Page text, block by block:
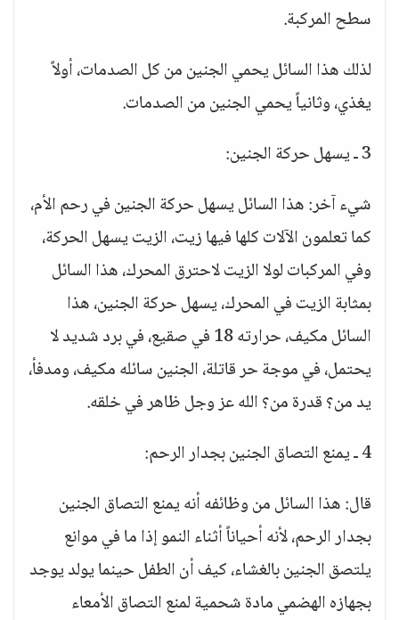
سطح المركبة.
لذلك هذا السائل يحمي الجنين من كل الصدمات، أولاً
يغذي، وثانياً يحمي الجنين من الصدمات.
3 ـ يسهل حركة الجنين:
شيء آخر: هذا السائل يسهل حركة الجنين في رحم الأم،
كما تعلمون الآلات كلها فيها زيت، الزيت يسهل الحركة،
وفي المركبات لولا الزيت لاحترق المحرك، هذا السائل
بمثابة الزيت في المحرك، يسهل حركة الجنين، هذا
السائل مكيف، حرارته 18 في صقيع، في برد شديد لا
يحتمل، في موجة حر قاتلة، الجنين سائله مكيف، ومدفأ،
يد من؟ قدرة من؟ الله عز وجل ظاهر في خلقه.
4 ـ يمنع التصاق الجنين بجدار الرحم:
قال: هذا السائل من وظائفه أنه يمنع التصاق الجنين
بجدار الرحم، لأنه أحياناً أثناء النمو إذا ما في موانع
يلتصق الجنين بالغشاء، كيف أن الطفل حينما يولد يوجد
بجهازه الهضمي مادة شحمية لمنع التصاق الأمعاء